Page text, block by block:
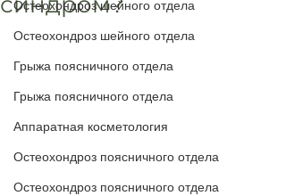
Остеохондроз шейного отдела
Остеохондроз шейного отдела
Грыжа поясничного отдела
Грыжа поясничного отдела
Аппаратная косметология
Остеохондроз поясничного отдела
Остеохондроз поясничного отдела